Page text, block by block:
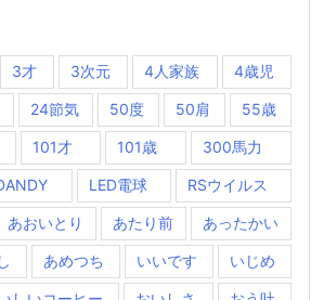
3才 3次元 4人家族 4歳児
24節気 50度 50肩 55歳
101才 101歳 300馬力
LED電球 RSウイルス
あおいとり あたり前 あったかい
あめつち いいです いじめ